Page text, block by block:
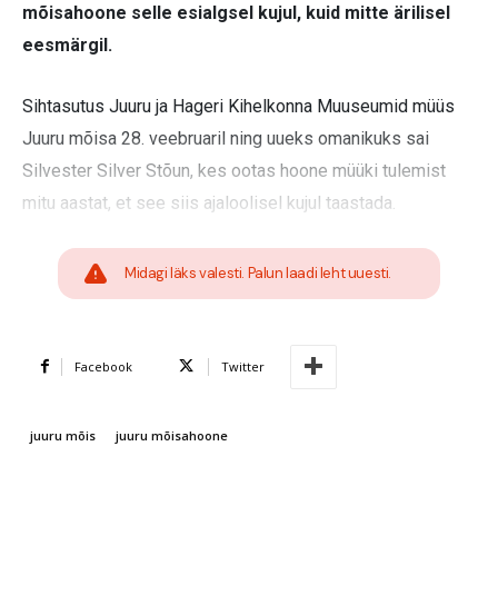
mõisahoone selle esialgsel kujul, kuid mitte ärilisel
eesmärgil.
Sihtasutus Juuru ja Hageri Kihelkonna Muuseumid müüs
Juuru mõisa 28. veebruaril ning uueks omanikuks sai
Silvester Silver Stõun, kes ootas hoone müüki tulemist
mitu aastat, et see siis ajaloolisel kujul taastada.
Midagi läks valesti. Palun laadi leht uuesti.
Facebook Twitter
juuru mõis juuru mõisahoone